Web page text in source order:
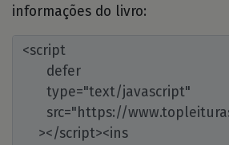
informações do livro: